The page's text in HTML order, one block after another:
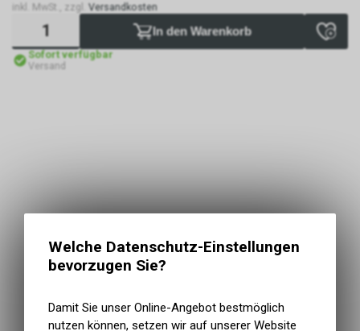
inkl. MwSt., zzgl. Versandkosten
In den Warenkorb
Sofort verfügbar
Versand
Welche Datenschutz-Einstellungen
bevorzugen Sie?
Damit Sie unser Online-Angebot bestmöglich
nutzen können, setzen wir auf unserer Website